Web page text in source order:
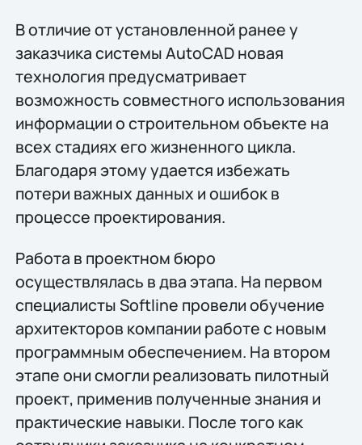
В отличие от установленной ранее у
заказчика системы AutoCAD новая
технология предусматривает
возможность совместного использования
информации о строительном объекте на
всех стадиях его жизненного цикла.
Благодаря этому удается избежать
потери важных данных и ошибок в
процессе проектирования.
Работа в проектном бюро
осуществлялась в два этапа. На первом
специалисты Softline провели обучение
архитекторов компании работе с новым
программным обеспечением. На втором
этапе они смогли реализовать пилотный
проект, применив полученные знания и
практические навыки. После того как